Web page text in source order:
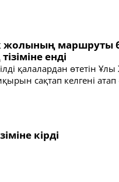
жолының маршруты
енді
қалалардан өтетін Ұлы
сақтап келгені атап
кірді